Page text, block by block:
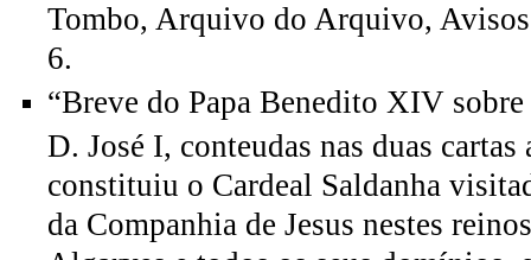
Tombo, Arquivo do Arquivo, Avisos
6.
“Breve do Papa Benedito XIV
D. José I, conteudas nas duas
constituiu o Cardeal Saldanha
da Companhia de Jesus nestes